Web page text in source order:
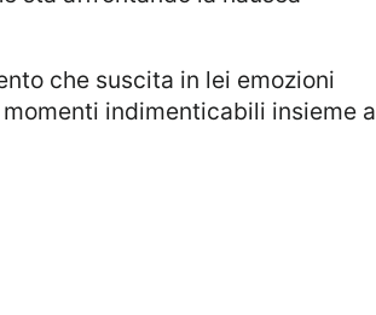
indimenticabili insieme a